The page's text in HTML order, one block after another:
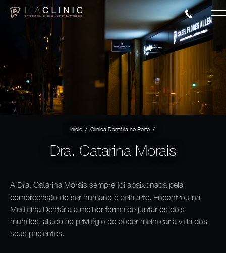
Início/ Clínica Dentária no Porto/
Dra. Catarina Morais
A Dra. Catarina Morais sempre foi apaixonada pela
compreensão do ser humano e pela arte. Encontrou na
Medicina Dentária a melhor forma de juntar os dois
mundos, aliado ao privilégio de poder melhorar a vida dos
seus pacientes.